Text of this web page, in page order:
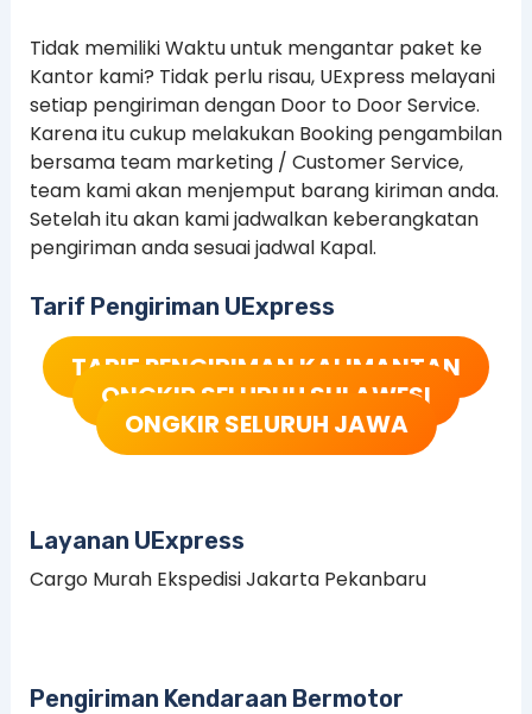
Tidak memiliki Waktu untuk mengantar paket ke
Kantor kami? Tidak perlu risau, UExpress melayani
setiap pengiriman dengan Door to Door Service.
Karena itu cukup melakukan Booking pengambilan
bersama team marketing / Customer Service,
team kami akan menjemput barang kiriman anda.
Setelah itu akan kami jadwalkan keberangkatan
pengiriman anda sesuai jadwal Kapal.
Tarif Pengiriman UExpress
TARIF PENGIRIMAN KALIMANTAN
ONGKIR SELURUH SULAWESI
ONGKIR SELURUH JAWA
Layanan UExpress
Cargo Murah Ekspedisi Jakarta Pekanbaru
Pengiriman Kendaraan Bermotor